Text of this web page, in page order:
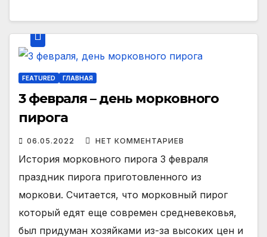
FEATURED ГЛАВНАЯ
3 февраля – день морковного
пирога
06.05.2022 НЕТ КОММЕНТАРИЕВ
История морковного пирога 3 февраля
праздник пирога приготовленного из
моркови. Считается, что морковный пирог
который едят еще современ средневековья,
был придуман хозяйками из-за высоких цен и